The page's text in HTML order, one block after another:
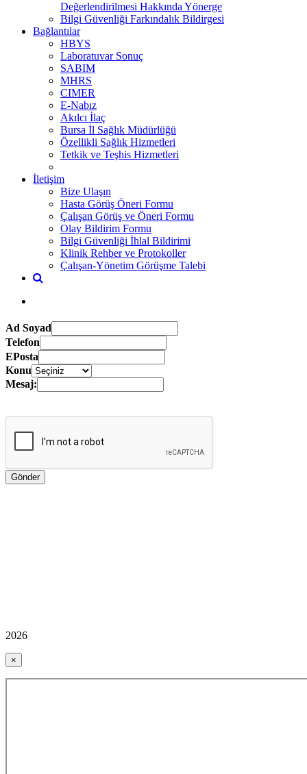
Değerlendirilmesi Hakkında Yönerge
Bilgi Güvenliği Farkındalık Bildirgesi
Bağlantılar
HBYS
Laboratuvar Sonuç
SABIM
MHRS
CIMER
E-Nabız
Akılcı İlaç
Bursa İl Sağlık Müdürlüğü
Özellikli Sağlık Hizmetleri
Tetkik ve Teşhis Hizmetleri
İletişim
Bize Ulaşın
Hasta Görüş Öneri Formu
Çalışan Görüş ve Öneri Formu
Olay Bildirim Formu
Bilgi Güvenliği İhlal Bildirimi
Klinik Rehber ve Protokoller
Çalışan-Yönetim Görüşme Talebi
Ad Soyad
Telefon
EPosta
Konu
Mesaj:
2026
×